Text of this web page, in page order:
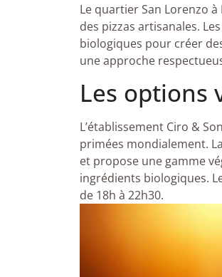
Le quartier San Lorenzo
des pizzas artisanales.
biologiques pour créer
une approche
Les options
L’établissement Ciro &
primées mondialement.
et propose une gamme
ingrédients biologiques.
de 18h à 22h30.